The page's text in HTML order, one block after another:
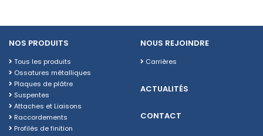
NOS PRODUITS
Tous les produits
Ossatures métalliques
Plaques de plâtre
Suspentes
Attaches et Liaisons
Raccordements
Profilés de finition
NOUS REJOINDRE
Carrières
ACTUALITÉS
CONTACT